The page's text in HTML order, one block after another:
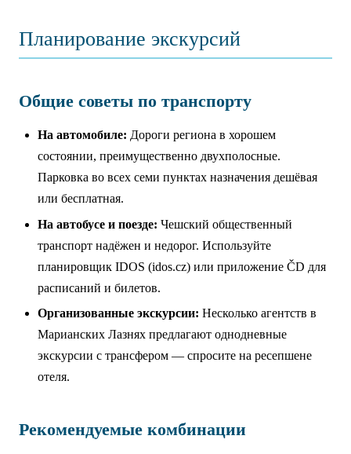
Планирование экскурсий
Общие советы по транспорту
На автомобиле: Дороги региона в хорошем
состоянии, преимущественно двухполосные.
Парковка во всех семи пунктах назначения дешёвая
или бесплатная.
На автобусе и поезде: Чешский общественный
транспорт надёжен и недорог. Используйте
планировщик IDOS (idos.cz) или приложение ČD для
расписаний и билетов.
Организованные экскурсии: Несколько агентств в
Марианских Лазнях предлагают однодневные
экскурсии с трансфером — спросите на ресепшене
отеля.
Рекомендуемые комбинации